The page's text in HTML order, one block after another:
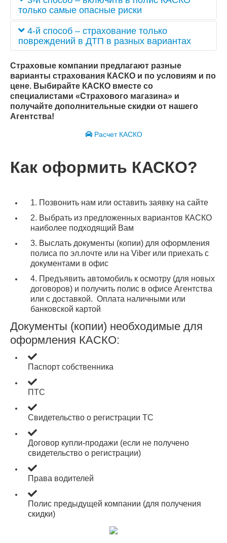
взноса оплачивается только при заявлении
страхового случая. Если ездим без аварий, то
можно половину страхового взноса КАСКО
сэкономить.
только самые опасные риски
Угон
Угон + тотальная гибель
самые опасные риски.
Экономия на полисе более 60%!
4-й способ – страхование только
повреждений в ДТП в разных вариантах
франшизой
риск только ДТП по вине страхователя
риск только ДТП не по вине страхователя.
Если виновник в ДТП не Вы, то ущерб должен
покрывать полис ОСАГО причинителя вреда. Но
ОСАГО есть далеко не у каждого, сумма по
полис КАСКО с риском ДТП не по Вашей вине
всего от 1300 руб.
Страховые компании предлагают разные
варианты страхования КАСКО и по условиям и по
цене. Выбирайте КАСКО вместе со
специалистами «Страхового магазина» и
получайте дополнительные скидки от нашего
Агентства!
Расчет КАСКО
Как оформить КАСКО?
1. Позвонить нам или оставить заявку на сайте
2. Выбрать из предложенных вариантов КАСКО
наиболее подходящий Вам
3. Выслать документы (копии) для оформления
полиса по эл.почте или на Viber или приехать с
документами в офис
4. Предъявить автомобиль к осмотру (для новых
договоров) и получить полис в офисе Агентства
или с доставкой. Оплата наличными или
банковской картой
Документы (копии) необходимые для
оформления КАСКО:
Паспорт собственника
ПТС
Свидетельство о регистрации ТС
Договор купли-продажи (если не получено
свидетельство о регистрации)
Права водителей
Полис предыдущей компании (для получения
скидки)